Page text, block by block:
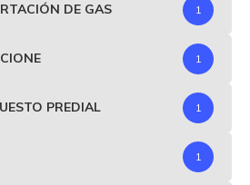
DE GAS 1
1
PREDIAL 1
1